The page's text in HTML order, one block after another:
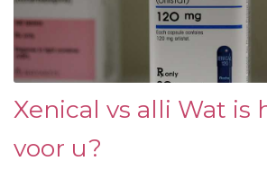
Xenical vs alli Wat is
voor u?